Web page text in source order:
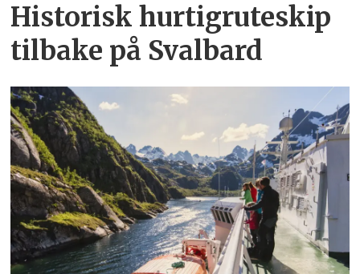
Historisk hurtigruteskip
tilbake på Svalbard